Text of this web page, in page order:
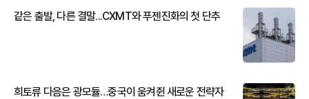
같은 출발, 다른 결말...CXMT와 푸젠진화의 첫 단추
희토류 다음은 광모듈…중국이 움켜쥔 새로운 전략자